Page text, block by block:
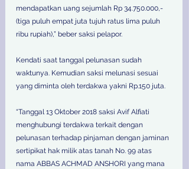
mendapatkan uang sejumlah Rp 34.750.000,-
(tiga puluh empat juta tujuh ratus lima puluh
ribu rupiah),” beber saksi pelapor.
Kendati saat tanggal pelunasan sudah
waktunya. Kemudian saksi melunasi sesuai
yang diminta oleh terdakwa yakni Rp.150 juta.
“Tanggal 13 Oktober 2018 saksi Avif Alfiati
menghubungi terdakwa terkait dengan
pelunasan terhadap pinjaman dengan jaminan
sertipikat hak milik atas tanah No. 99 atas
nama ABBAS ACHMAD ANSHORI yang mana